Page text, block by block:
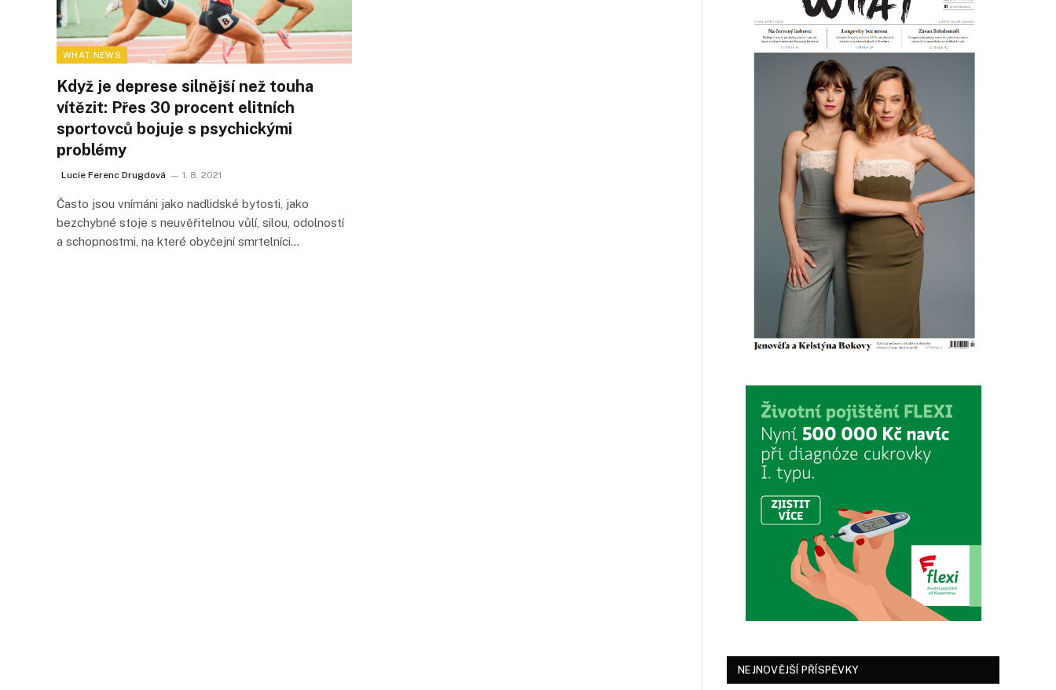
WHAT NEWS
Když je deprese silnější než touha
vítězit: Přes 30 procent elitních
sportovců bojuje s psychickými
problémy
Lucie Ferenc Drugdová 1. 8. 2021
Často jsou vnímáni jako nadlidské bytosti, jako
bezchybné stoje s neuvěřitelnou vůlí, silou, odolností
a schopnostmi, na které obyčejní smrtelníci…
NEJNOVĚJŠÍ PŘÍSPĚVKY